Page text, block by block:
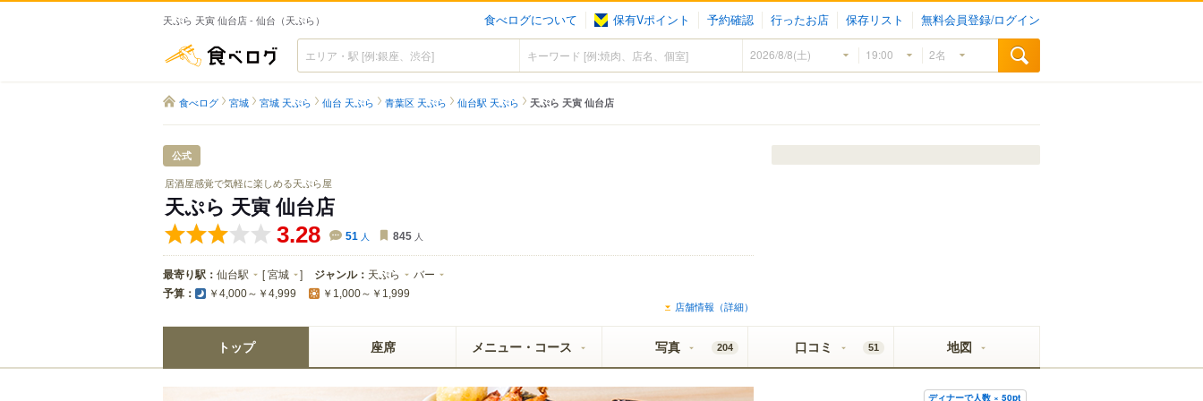
天ぷら 天寅 仙台店 - 仙台（天ぷら） 食べログについて 保有Vポイント 予約確認 行ったお店 保存リスト 無料会員登録/ログイン
食べログ
食べログ 宮城 宮城 天ぷら 仙台 天ぷら 青葉区 天ぷら 仙台駅 天ぷら 天ぷら 天寅 仙台店
公式
居酒屋感覚で気軽に楽しめる天ぷら屋
天ぷら 天寅 仙台店
3.28 51 人 845 人
最寄り駅： 仙台駅 [宮城 ] ジャンル： 天ぷら バー
予算： ￥4,000～￥4,999 ￥1,000～￥1,999
店舗情報（詳細）
トップ 座席 メニュー・コース 写真 204 口コミ 51 地図
ディナーで人数 × 50pt